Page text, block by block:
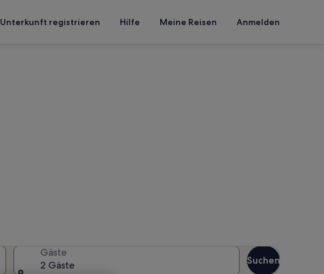
Unterkunft registrieren Hilfe Meine Reisen Anmelden
Gäste
2 Gäste
Suchen